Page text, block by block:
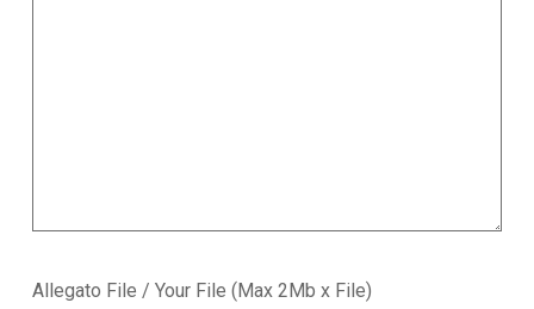
Allegato File / Your File (Max 2Mb x File)